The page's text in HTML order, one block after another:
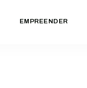
EMPREENDER